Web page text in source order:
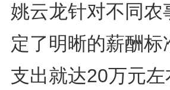
姚云龙针对不同
定了明晰的薪酬
支出就达20万元